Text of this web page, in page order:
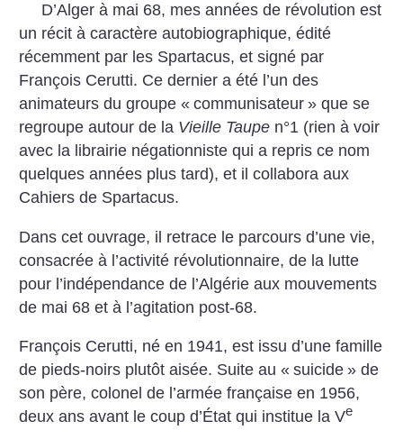
D’Alger à mai 68, mes années de révolution est
un récit à caractère autobiographique, édité
récemment par les Spartacus, et signé par
François Cerutti. Ce dernier a été l’un des
animateurs du groupe « communisateur » que se
regroupe autour de la Vieille Taupe n°1 (rien à voir
avec la librairie négationniste qui a repris ce nom
quelques années plus tard), et il collabora aux
Cahiers de Spartacus.
Dans cet ouvrage, il retrace le parcours d’une vie,
consacrée à l’activité révolutionnaire, de la lutte
pour l’indépendance de l’Algérie aux mouvements
de mai 68 et à l’agitation post-68.
François Cerutti, né en 1941, est issu d’une famille
de pieds-noirs plutôt aisée. Suite au « suicide » de
son père, colonel de l’armée française en 1956,
deux ans avant le coup d’État qui institue la Ve